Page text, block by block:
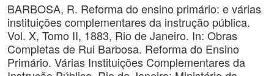
BARBOSA, R. Reforma do ensino primário: e várias
instituições complementares da instrução pública.
Vol. X, Tomo II, 1883, Rio de Janeiro. In: Obras
Completas de Rui Barbosa. Reforma do Ensino
Primário. Várias Instituições Complementares da